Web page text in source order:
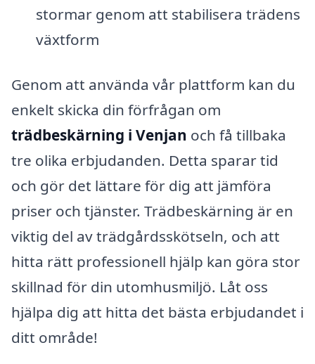
stormar genom att stabilisera trädens
växtform
Genom att använda vår plattform kan du
enkelt skicka din förfrågan om
trädbeskärning i Venjan och få tillbaka
tre olika erbjudanden. Detta sparar tid
och gör det lättare för dig att jämföra
priser och tjänster. Trädbeskärning är en
viktig del av trädgårdsskötseln, och att
hitta rätt professionell hjälp kan göra stor
skillnad för din utomhusmiljö. Låt oss
hjälpa dig att hitta det bästa erbjudandet i
ditt område!